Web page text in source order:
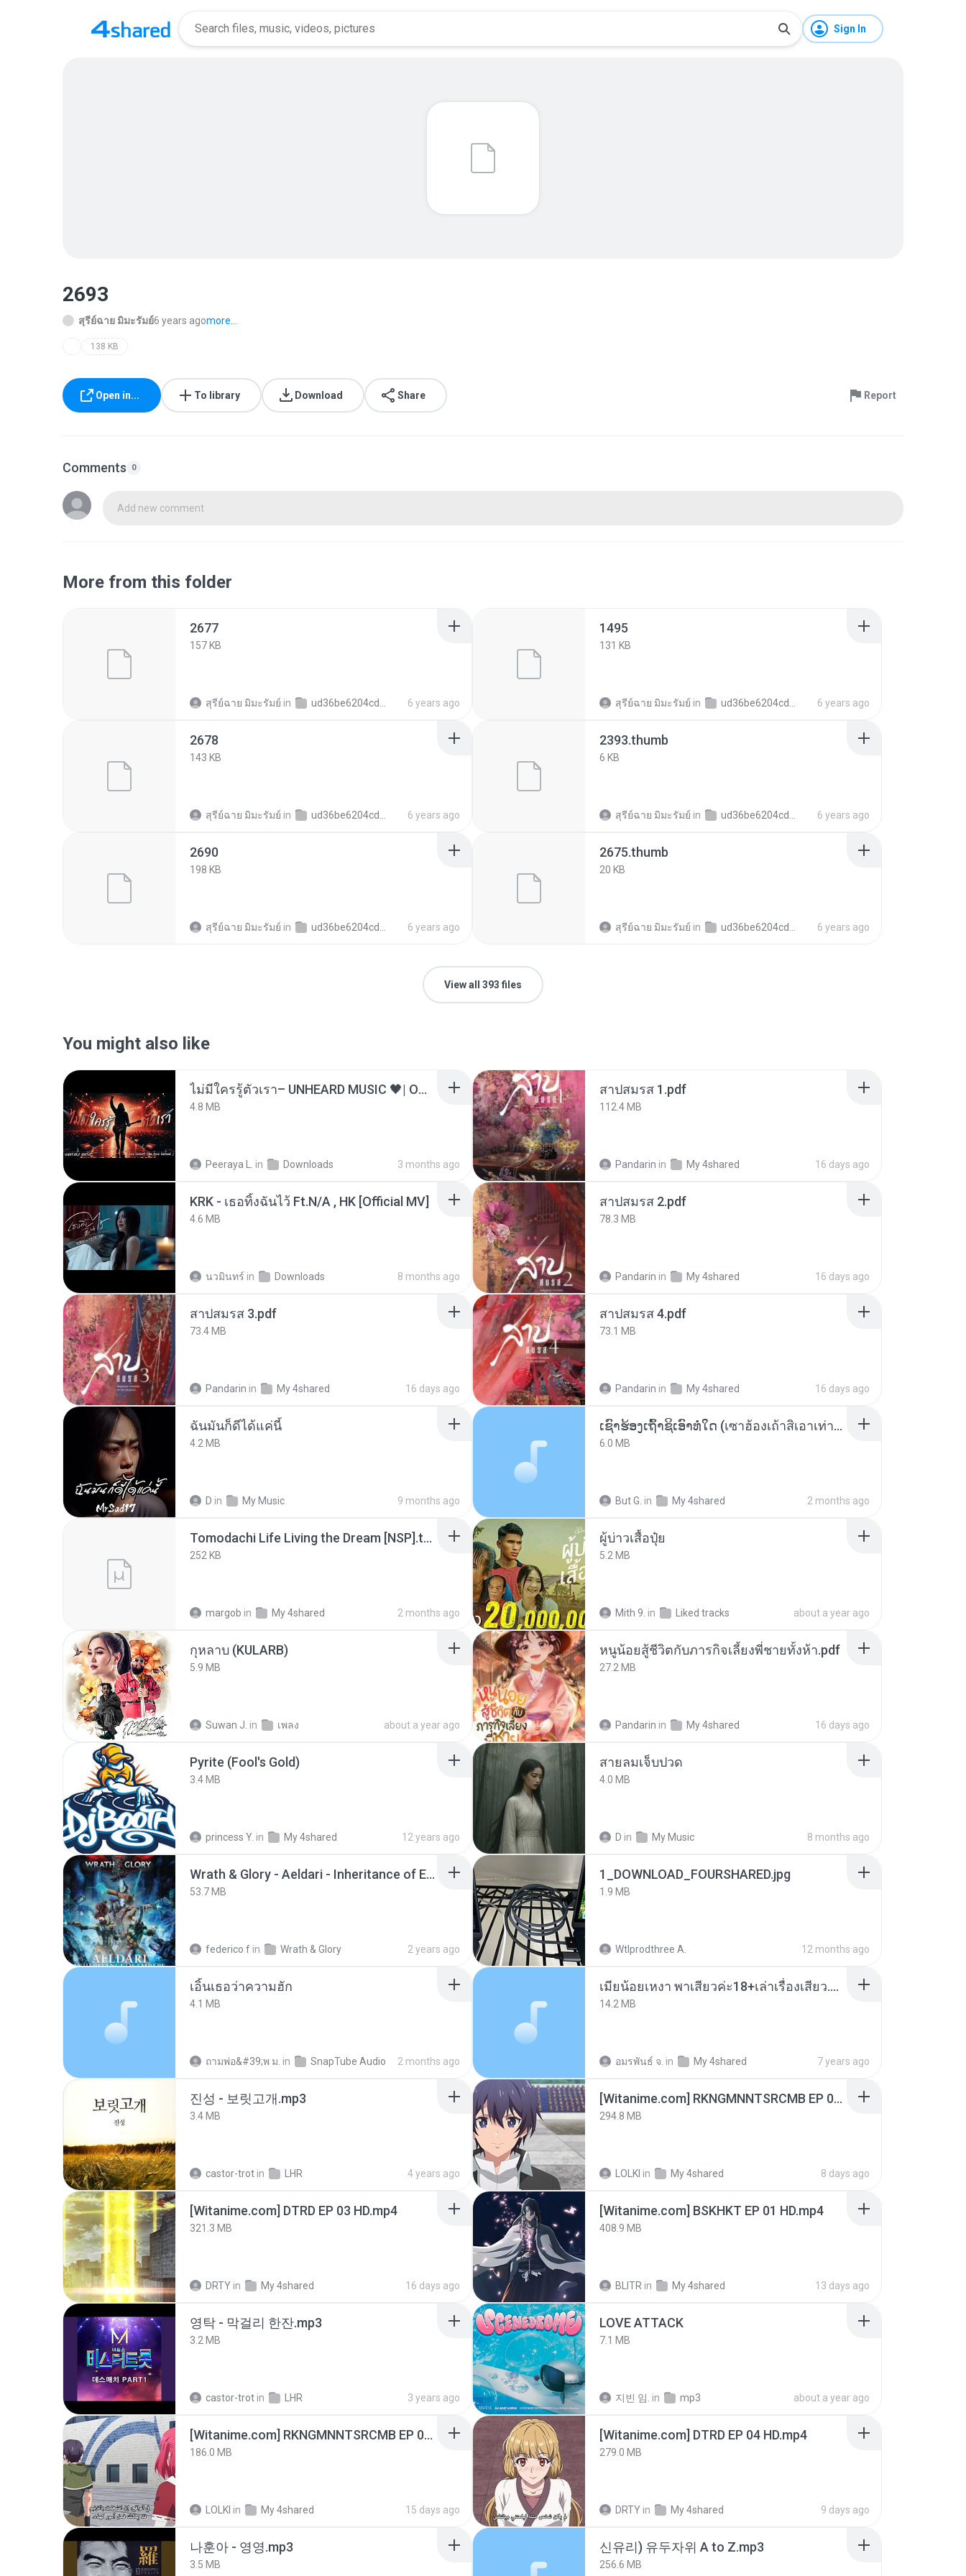
Sign In
2693
สุรีย์ฉาย มิมะรัมย์6 years agomore...
138 KB
Open in... To library Download Share Report
Comments 0
Add new comment
More from this folder
2677
157 KB
สุรีย์ฉาย มิมะรัมย์ in ud36be6204cd2dec4c384d852796bbdc5 6 years ago
1495
131 KB
สุรีย์ฉาย มิมะรัมย์ in ud36be6204cd2dec4c384d852796bbdc5 6 years ago
2678
143 KB
สุรีย์ฉาย มิมะรัมย์ in ud36be6204cd2dec4c384d852796bbdc5 6 years ago
2393.thumb
6 KB
สุรีย์ฉาย มิมะรัมย์ in ud36be6204cd2dec4c384d852796bbdc5 6 years ago
2690
198 KB
สุรีย์ฉาย มิมะรัมย์ in ud36be6204cd2dec4c384d852796bbdc5 6 years ago
2675.thumb
20 KB
สุรีย์ฉาย มิมะรัมย์ in ud36be6204cd2dec4c384d852796bbdc5 6 years ago
View all 393 files
You might also like
ไม่มีใครรู้ตัวเรา– UNHEARD MUSIC 🖤| Official Lyric Video | เพลงสู้ชีวิต
4.8 MB
Peeraya L. in Downloads 3 months ago
สาปสมรส 1.pdf
112.4 MB
Pandarin in My 4shared 16 days ago
KRK - เธอทิ้งฉันไว้ Ft.N/A , HK [Official MV]
4.6 MB
นวมินทร์ in Downloads 8 months ago
สาปสมรส 2.pdf
78.3 MB
Pandarin in My 4shared 16 days ago
สาปสมรส 3.pdf
73.4 MB
Pandarin in My 4shared 16 days ago
สาปสมรส 4.pdf
73.1 MB
Pandarin in My 4shared 16 days ago
ฉันมันก็ดีได้แค่นี้
4.2 MB
D in My Music 9 months ago
ເຊົາຮ້ອງເຖົ້າຊິເອົາທໍ່ໃດ (เซาฮ้องเถ้าสิเอาเท่าใด) ບຸນເກີດ ຫນູຫ່ວງ ft. ໂສພາ ຈຸນທະລາ
6.0 MB
But G. in My 4shared 2 months ago
Tomodachi Life Living the Dream [NSP].torrent
252 KB
margob in My 4shared 2 months ago
ผู้บ่าวเสื้อปุ๋ย
5.2 MB
Mith 9. in Liked tracks about a year ago
กุหลาบ (KULARB)
5.9 MB
Suwan J. in เพลง about a year ago
หนูน้อยสู้ชีวิตกับภารกิจเลี้ยงพี่ชายทั้งห้า.pdf
27.2 MB
Pandarin in My 4shared 16 days ago
Pyrite (Fool's Gold)
3.4 MB
princess Y. in My 4shared 12 years ago
สายลมเจ็บปวด
4.0 MB
D in My Music 8 months ago
Wrath & Glory - Aeldari - Inheritance of Embers.pdf
53.7 MB
federico f in Wrath & Glory 2 years ago
1_DOWNLOAD_FOURSHARED.jpg
1.9 MB
Wtlprodthree A. 12 months ago
เอิ้นเธอว่าความฮัก
4.1 MB
ถามพ่อ&#39;พ ม. in SnapTube Audio 2 months ago
เมียน้อยเหงา พาเสียวค่ะ18+เล่าเรื่องเสียว.mp3
14.2 MB
อมรพันธ์ จ. in My 4shared 7 years ago
진성 - 보릿고개.mp3
3.4 MB
castor-trot in LHR 4 years ago
[Witanime.com] RKNGMNNTSRCMB EP 06 HD.mp4
294.8 MB
LOLKI in My 4shared 8 days ago
[Witanime.com] DTRD EP 03 HD.mp4
321.3 MB
DRTY in My 4shared 16 days ago
[Witanime.com] BSKHKT EP 01 HD.mp4
408.9 MB
BLITR in My 4shared 13 days ago
영탁 - 막걸리 한잔.mp3
3.2 MB
castor-trot in LHR 3 years ago
LOVE ATTACK
7.1 MB
지빈 임. in mp3 about a year ago
[Witanime.com] RKNGMNNTSRCMB EP 05 HD.mp4
186.0 MB
LOLKI in My 4shared 15 days ago
[Witanime.com] DTRD EP 04 HD.mp4
279.0 MB
DRTY in My 4shared 9 days ago
나훈아 - 영영.mp3
3.5 MB
신유리) 유두자위 A to Z.mp3
256.6 MB